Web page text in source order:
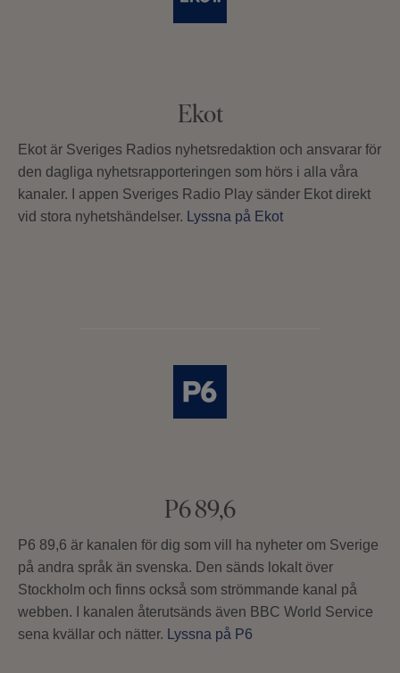
Ekot
Ekot är Sveriges Radios nyhetsredaktion och ansvarar för
den dagliga nyhetsrapporteringen som hörs i alla våra
kanaler. I appen Sveriges Radio Play sänder Ekot direkt
vid stora nyhetshändelser. Lyssna på Ekot
P6 89,6
P6 89,6 är kanalen för dig som vill ha nyheter om Sverige
på andra språk än svenska. Den sänds lokalt över
Stockholm och finns också som strömmande kanal på
webben. I kanalen återutsänds även BBC World Service
sena kvällar och nätter. Lyssna på P6